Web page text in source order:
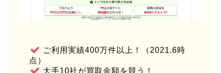
ご利用実績400万件以上！（2021.6時
点）
大手10社が買取金額を競う！